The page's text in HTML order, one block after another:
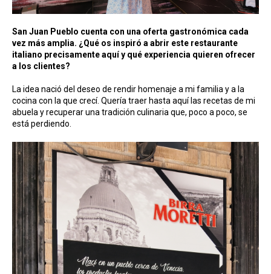
San Juan Pueblo cuenta con una oferta gastronómica cada
vez más amplia. ¿Qué os inspiró a abrir este restaurante
italiano precisamente aquí y qué experiencia quieren ofrecer
a los clientes?
La idea nació del deseo de rendir homenaje a mi familia y a la
cocina con la que crecí. Quería traer hasta aquí las recetas de mi
abuela y recuperar una tradición culinaria que, poco a poco, se
está perdiendo.